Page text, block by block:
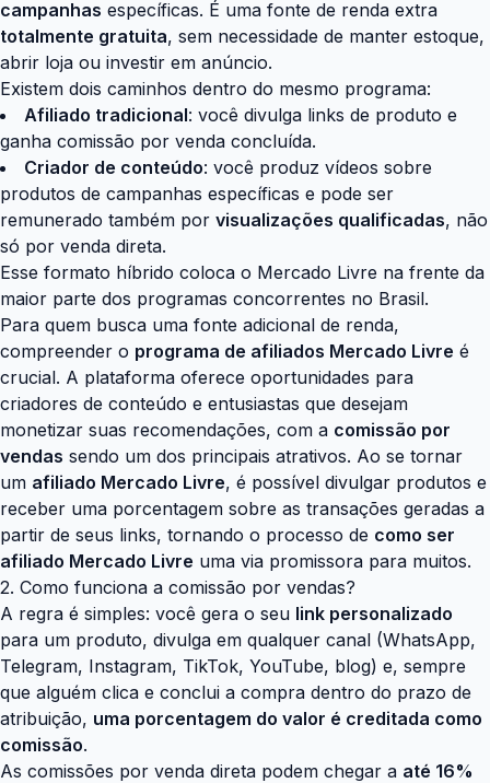
campanhas específicas. É uma fonte de renda extra
totalmente gratuita, sem necessidade de manter estoque,
abrir loja ou investir em anúncio.
Existem dois caminhos dentro do mesmo programa:
Afiliado tradicional: você divulga links de produto e
ganha comissão por venda concluída.
Criador de conteúdo: você produz vídeos sobre
produtos de campanhas específicas e pode ser
remunerado também por visualizações qualificadas, não
só por venda direta.
Esse formato híbrido coloca o Mercado Livre na frente da
maior parte dos programas concorrentes no Brasil.
Para quem busca uma fonte adicional de renda,
compreender o programa de afiliados Mercado Livre é
crucial. A plataforma oferece oportunidades para
criadores de conteúdo e entusiastas que desejam
monetizar suas recomendações, com a comissão por
vendas sendo um dos principais atrativos. Ao se tornar
um afiliado Mercado Livre, é possível divulgar produtos e
receber uma porcentagem sobre as transações geradas a
partir de seus links, tornando o processo de como ser
afiliado Mercado Livre uma via promissora para muitos.
2. Como funciona a comissão por vendas?
A regra é simples: você gera o seu link personalizado
para um produto, divulga em qualquer canal (WhatsApp,
Telegram, Instagram, TikTok, YouTube, blog) e, sempre
que alguém clica e conclui a compra dentro do prazo de
atribuição, uma porcentagem do valor é creditada como
comissão.
As comissões por venda direta podem chegar a até 16%